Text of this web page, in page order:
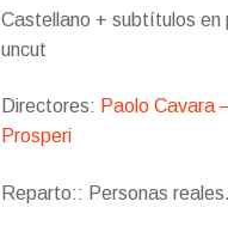
Castellano + subtítulos en
uncut
Directores: Paolo Cavara
Prosperi
Reparto:: Personas reales.